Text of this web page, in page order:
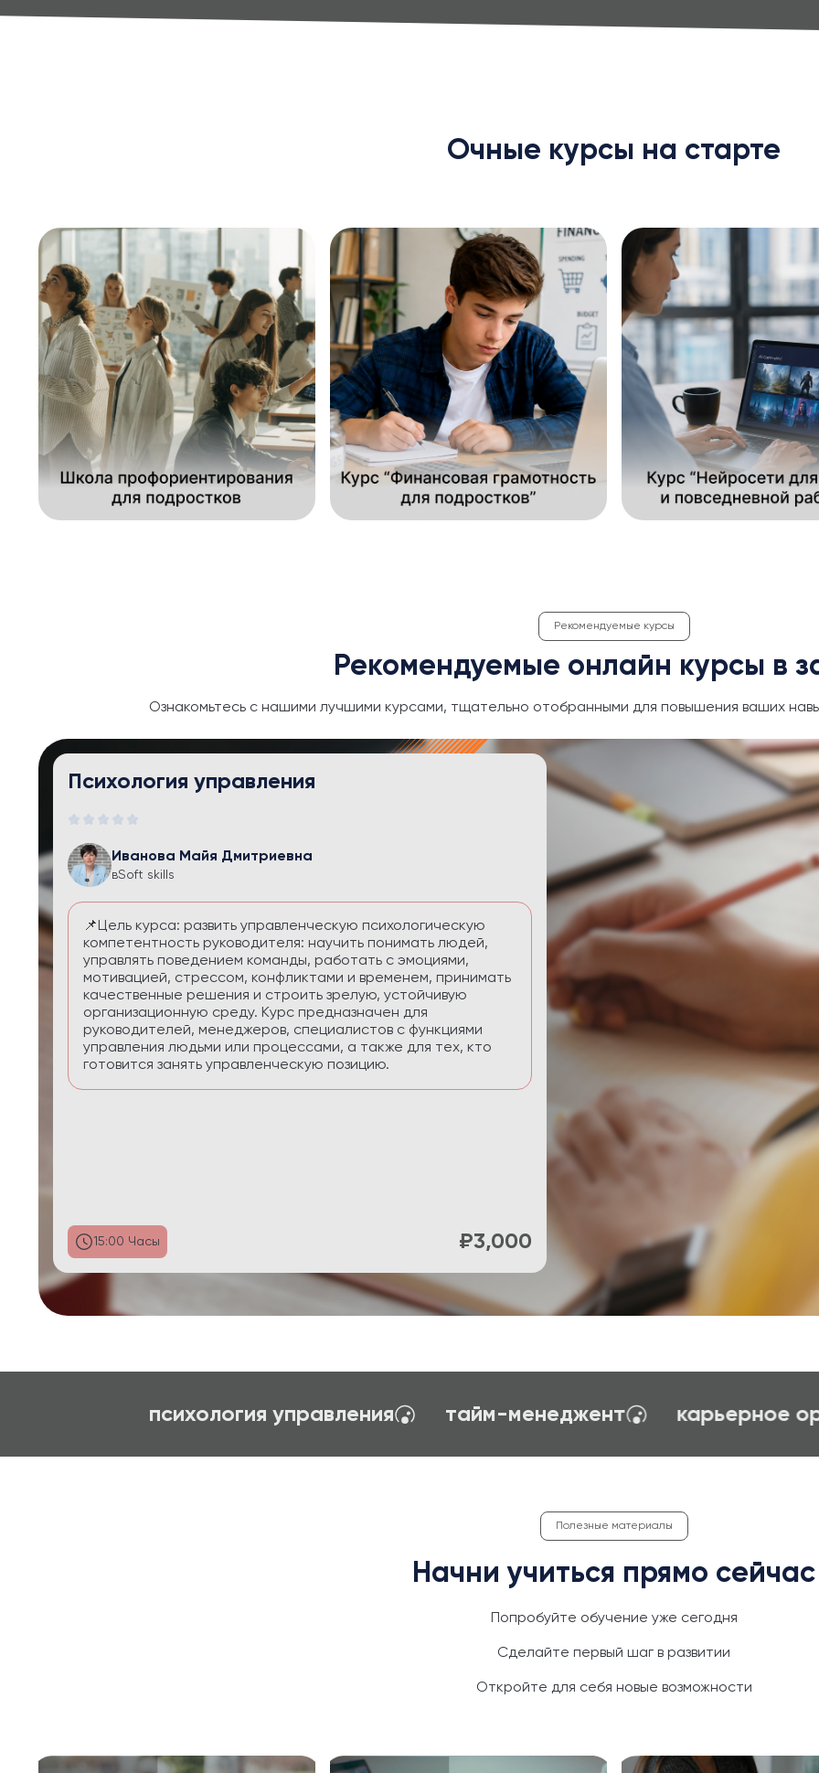
Очные курсы на старте
Рекомендуемые курсы
Рекомендуемые онлайн курсы в
Ознакомьтесь с нашими лучшими курсами, тщательно отобранными для повышения ваших
Тайм-менеджмент и личная эффективность
Иванова Майя Дмитриевна
вSoft skills
Курс помогает выстроить систему управления временем без
перегруза и чувства вины. Вы научитесь расставлять
приоритеты, планировать реалистично, сохранять фокус и
управлять энергией в условиях многозадачности.
29:58 Часы ₽900
первый шаг в профессию создание сайтов на TILDA
Полезные материалы
Начни учиться прямо сейчас
Попробуйте обучение уже сегодня
Сделайте первый шаг в развитии
Откройте для себя новые возможности